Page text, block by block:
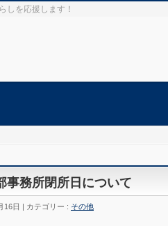
しを応援します！
事務所閉所日について
16日 | カテゴリー : その他